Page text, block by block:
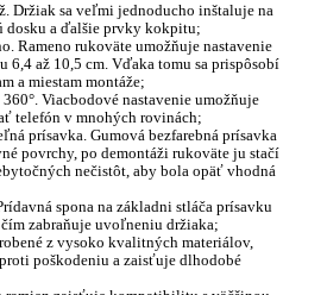
Držiak sa veľmi jednoducho inštaluje na
dosku a ďalšie prvky kokpitu;
Rameno rukoväte umožňuje nastavenie
6,4 až 10,5 cm. Vďaka tomu sa prispôsobí
a miestam montáže;
Viacbodové nastavenie umožňuje
telefón v mnohých rovinách;
prísavka. Gumová bezfarebná prísavka
povrchy, po demontáži rukoväte ju stačí
nečistôt, aby bola opäť vhodná
spona na základni stláča prísavku
zabraňuje uvoľneniu držiaka;
z vysoko kvalitných materiálov,
poškodeniu a zaisťuje dlhodobé